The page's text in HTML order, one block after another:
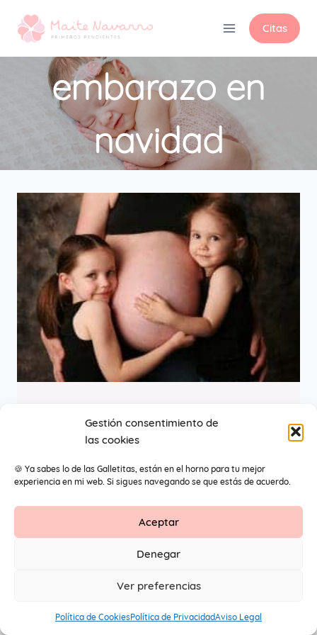
Gestión consentimiento de
las cookies
🍪 Ya sabes lo de las Galletitas, están en el horno para tu mejor
experiencia en mi web. Si sigues navegando se que estás de acuerdo.
Aceptar
Denegar
Ver preferencias
Política de CookiesPolítica de PrivacidadAviso Legal
Citas
embarazo en
navidad
Año nuevo y
maternidad
Aviso Legal Protección de datos
© 2026 Primeros Pendientes by Maite Navarro. Todos los
derechos reservados.